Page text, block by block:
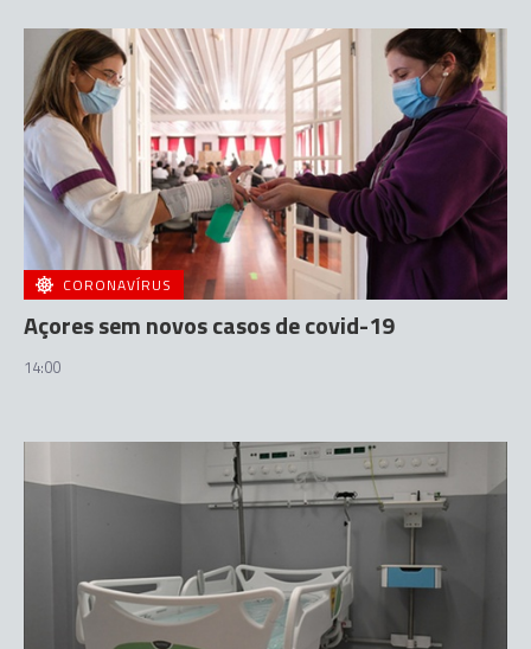
CORONAVÍRUS
Açores sem novos casos de covid-19
14:00